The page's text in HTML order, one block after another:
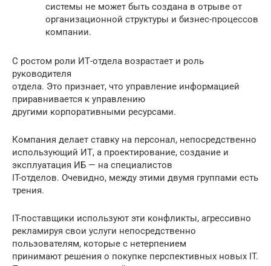
системы не может быть создана в отрыве от
организационной структуры и бизнес-процессов
компании.
С ростом роли ИТ-отдела возрастает и роль
руководителя
отдела. Это признает, что управление информацией
приравнивается к управлению
другими корпоративными ресурсами.
Компания делает ставку на персонал, непосредственно
использующий ИТ, а проектирование, создание и
эксплуатация ИБ — на специалистов
IT-отделов. Очевидно, между этими двумя группами есть
трения.
IT-поставщики используют эти конфликты, агрессивно
рекламируя свои услуги непосредственно
пользователям, которые с нетерпением
принимают решения о покупке перспективных новых IT.